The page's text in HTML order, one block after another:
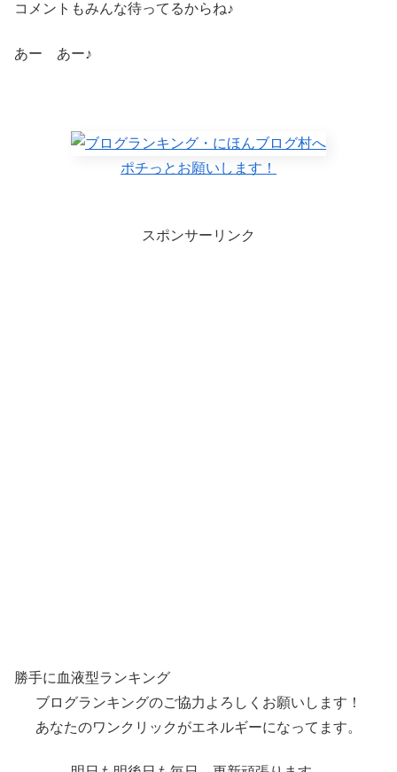
コメントもみんな待ってるからね♪
あー あー♪
ポチっとお願いします！
スポンサーリンク
勝手に血液型ランキング
ブログランキングのご協力よろしくお願いします！
あなたのワンクリックがエネルギーになってます。